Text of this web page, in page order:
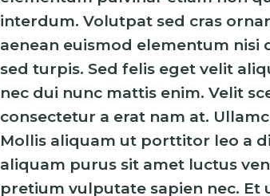
interdum. Volutpat sed cras
aenean euismod elementum nisi
sed turpis. Sed felis eget velit
nec dui nunc mattis enim. Velit
consectetur a erat nam at.
Mollis aliquam ut porttitor leo a
aliquam purus sit amet luctus
pretium vulputate sapien nec. Et